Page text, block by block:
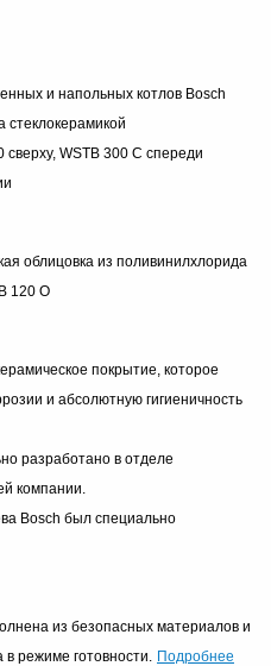
и напольных котлов Bosch
стеклокерамикой
WSTB 300 C спереди
облицовка из поливинилхлорида
120 O
покрытие, которое
и абсолютную гигиеничность
разработано в отделе
компании.
Bosch был специально
из безопасных материалов и
режиме готовности.
Подробнее